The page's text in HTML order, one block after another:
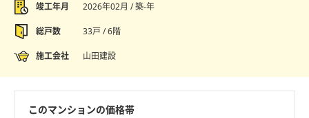
竣工年月 2026年02月 / 築-年
総戸数 33戸 / 6階
施工会社 山田建設
このマンションの価格帯